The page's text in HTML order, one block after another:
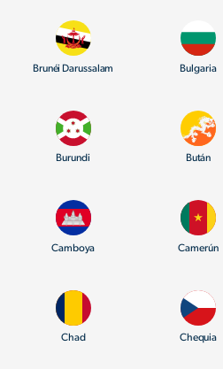
Brunéi Darussalam Bulgaria
Burundi Bután
Camboya Camerún
Chad Chequia